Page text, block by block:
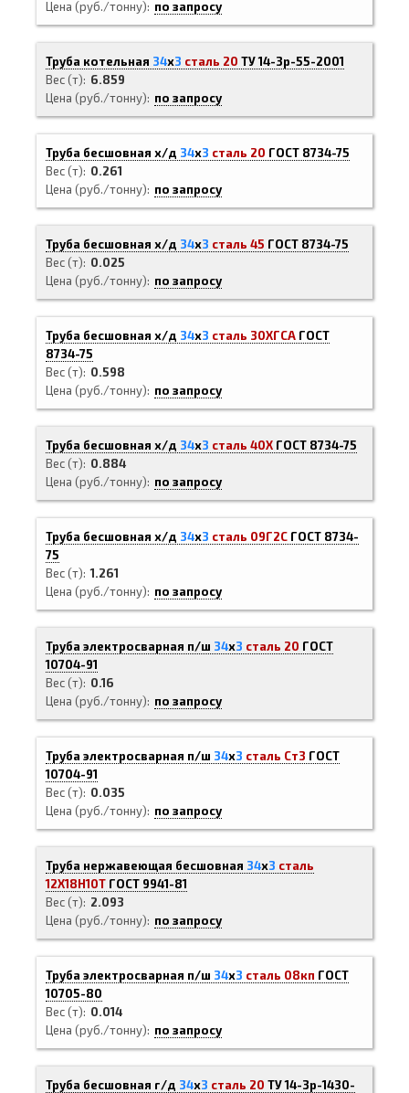
Цена (руб./тонну)
по запросу
Труба котельная 34х3 сталь 20 ТУ 14-3р-55-2001
Вес (т)
6.859
Цена (руб./тонну)
по запросу
Труба бесшовная х/д 34х3 сталь 20 ГОСТ 8734-75
Вес (т)
0.261
Цена (руб./тонну)
по запросу
Труба бесшовная х/д 34х3 сталь 45 ГОСТ 8734-75
Вес (т)
0.025
Цена (руб./тонну)
по запросу
Труба бесшовная х/д 34х3 сталь 30ХГСА ГОСТ
8734-75
Вес (т)
0.598
Цена (руб./тонну)
по запросу
Труба бесшовная х/д 34х3 сталь 40Х ГОСТ 8734-75
Вес (т)
0.884
Цена (руб./тонну)
по запросу
Труба бесшовная х/д 34х3 сталь 09Г2С ГОСТ 8734-
75
Вес (т) 1.261
Цена (руб./тонну)
по запросу
Труба электросварная п/ш 34х3 сталь 20 ГОСТ
10704-91
Вес (т)
0.16
Цена (руб./тонну)
по запросу
Труба электросварная п/ш 34х3 сталь Ст3 ГОСТ
10704-91
Вес (т)
0.035
Цена (руб./тонну)
по запросу
Труба нержавеющая бесшовная 34х3 сталь
12Х18Н10Т ГОСТ 9941-81
Вес (т)
2.093
Цена (руб./тонну)
по запросу
Труба электросварная п/ш 34х3 сталь 08кп ГОСТ
10705-80
Вес (т)
0.014
Цена (руб./тонну)
по запросу
Труба бесшовная г/д 34х3 сталь 20 ТУ 14-3р-1430-